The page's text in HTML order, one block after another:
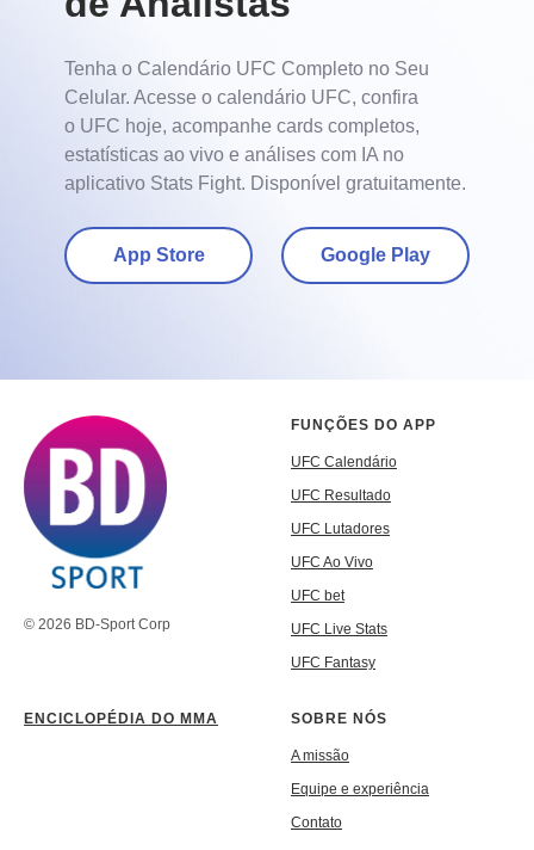
Tenha o Calendário UFC Completo no Seu
Celular. Acesse o calendário UFC, confira
o UFC hoje, acompanhe cards completos,
estatísticas ao vivo e análises com IA no
aplicativo Stats Fight. Disponível gratuitamente.
Google Play
App Store
© 2026 BD-Sport Corp
FUNÇÕES DO APP
UFC Calendário
UFC Resultado
UFC Lutadores
UFC Ao Vivo
UFC bet
UFC Live Stats
UFC Fantasy
ENCICLOPÉDIA DO MMA SOBRE NÓS
A missão
Equipe e experiência
Contato